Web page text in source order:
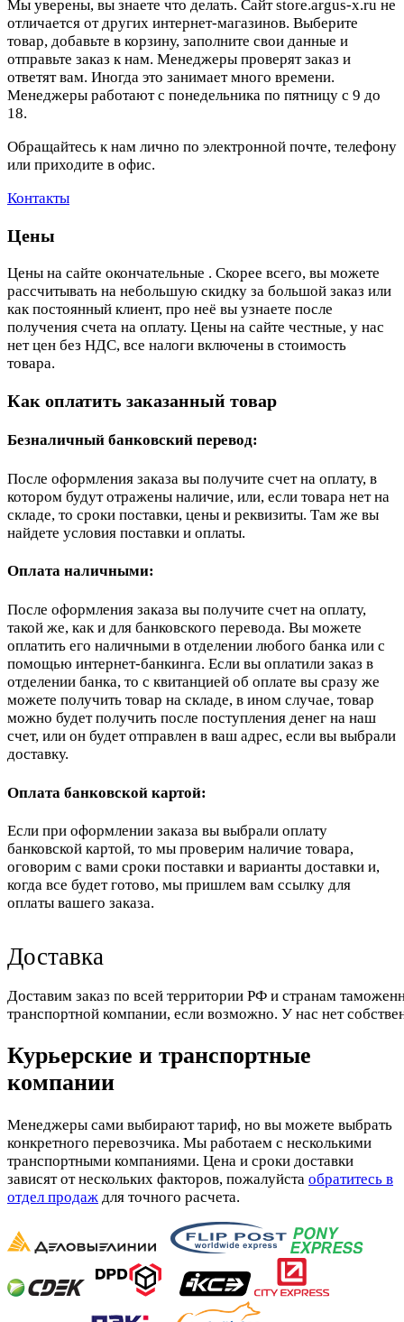
Мы уверены, вы знаете что делать. Сайт store.argus-x.ru не
отличается от других интернет-магазинов. Выберите
товар, добавьте в корзину, заполните свои данные и
отправьте заказ к нам. Менеджеры проверят заказ и
ответят вам. Иногда это занимает много времени.
Менеджеры работают с понедельника по пятницу с 9 до
18.
Обращайтесь к нам лично по электронной почте, телефону
или приходите в офис.
Контакты
Цены
Цены на сайте окончательные . Скорее всего, вы можете
рассчитывать на небольшую скидку за большой заказ или
как постоянный клиент, про неё вы узнаете после
получения счета на оплату. Цены на сайте честные, у нас
нет цен без НДС, все налоги включены в стоимость
товара.
Как оплатить заказанный товар
Безналичный банковский перевод:
После оформления заказа вы получите счет на оплату, в
котором будут отражены наличие, или, если товара нет на
складе, то сроки поставки, цены и реквизиты. Там же вы
найдете условия поставки и оплаты.
Оплата наличными:
После оформления заказа вы получите счет на оплату,
такой же, как и для банковского перевода. Вы можете
оплатить его наличными в отделении любого банка или с
помощью интернет-банкинга. Если вы оплатили заказ в
отделении банка, то с квитанцией об оплате вы сразу же
можете получить товар на складе, в ином случае, товар
можно будет получить после поступления денег на наш
счет, или он будет отправлен в ваш адрес, если вы выбрали
доставку.
Оплата банковской картой:
Если при оформлении заказа вы выбрали оплату
банковской картой, то мы проверим наличие товара,
оговорим с вами сроки поставки и варианты доставки и,
когда все будет готово, мы пришлем вам ссылку для
оплаты вашего заказа.
Доставка
Доставим заказ по всей территории РФ и странам
транспортной компании, если возможно. У нас нет
Курьерские и транспортные
компании
Менеджеры сами выбирают тариф, но вы можете выбрать
конкретного перевозчика. Мы работаем с несколькими
транспортными компаниями. Цена и сроки доставки
зависят от нескольких факторов, пожалуйста обратитесь в
отдел продаж для точного расчета.